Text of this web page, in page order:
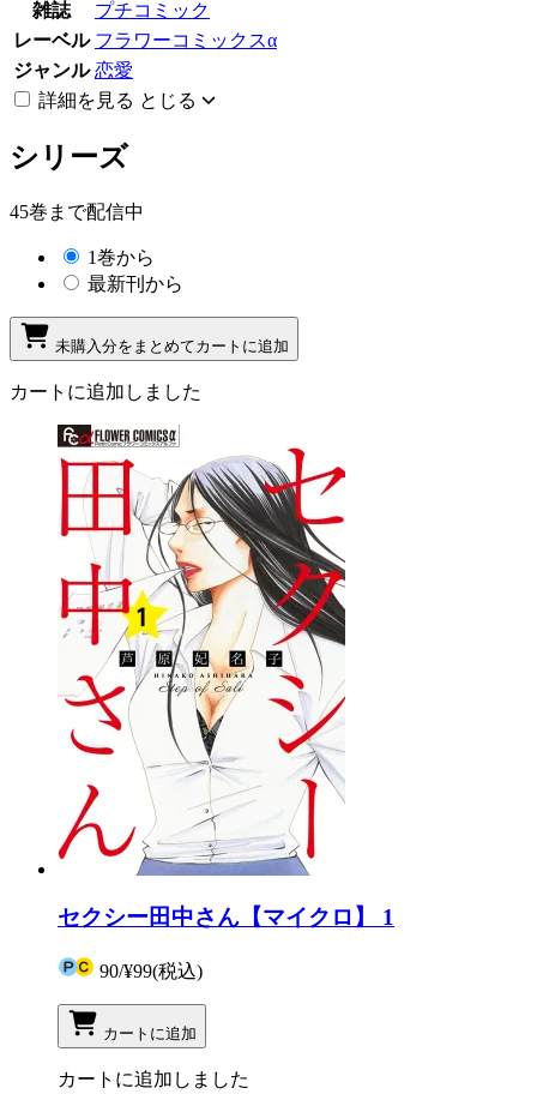
雑誌
プチコミック
レーベル フラワーコミックスα
ジャンル 恋愛
詳細を見る とじる
シリーズ
45巻まで配信中
1巻から
最新刊から
未購入分をまとめてカートに追加
カートに追加しました
セクシー田中さん【マイクロ】 1
90/¥99(税込)
カートに追加
カートに追加しました